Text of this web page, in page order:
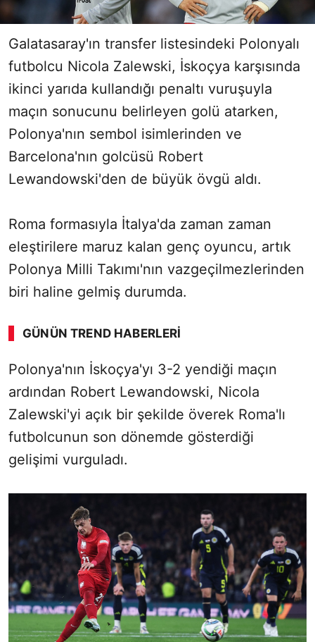
Galatasaray'ın transfer listesindeki Polonyalı
futbolcu Nicola Zalewski, İskoçya karşısında
ikinci yarıda kullandığı penaltı vuruşuyla
maçın sonucunu belirleyen golü atarken,
Polonya'nın sembol isimlerinden ve
Barcelona'nın golcüsü Robert
Lewandowski'den de büyük övgü aldı.
Roma formasıyla İtalya'da zaman zaman
eleştirilere maruz kalan genç oyuncu, artık
Polonya Milli Takımı'nın vazgeçilmezlerinden
biri haline gelmiş durumda.
GÜNÜN TREND HABERLERI
Polonya'nın İskoçya'yı 3-2 yendiği maçın
ardından Robert Lewandowski, Nicola
Zalewski'yi açık bir şekilde överek Roma'lı
futbolcunun son dönemde gösterdiği
gelişimi vurguladı.